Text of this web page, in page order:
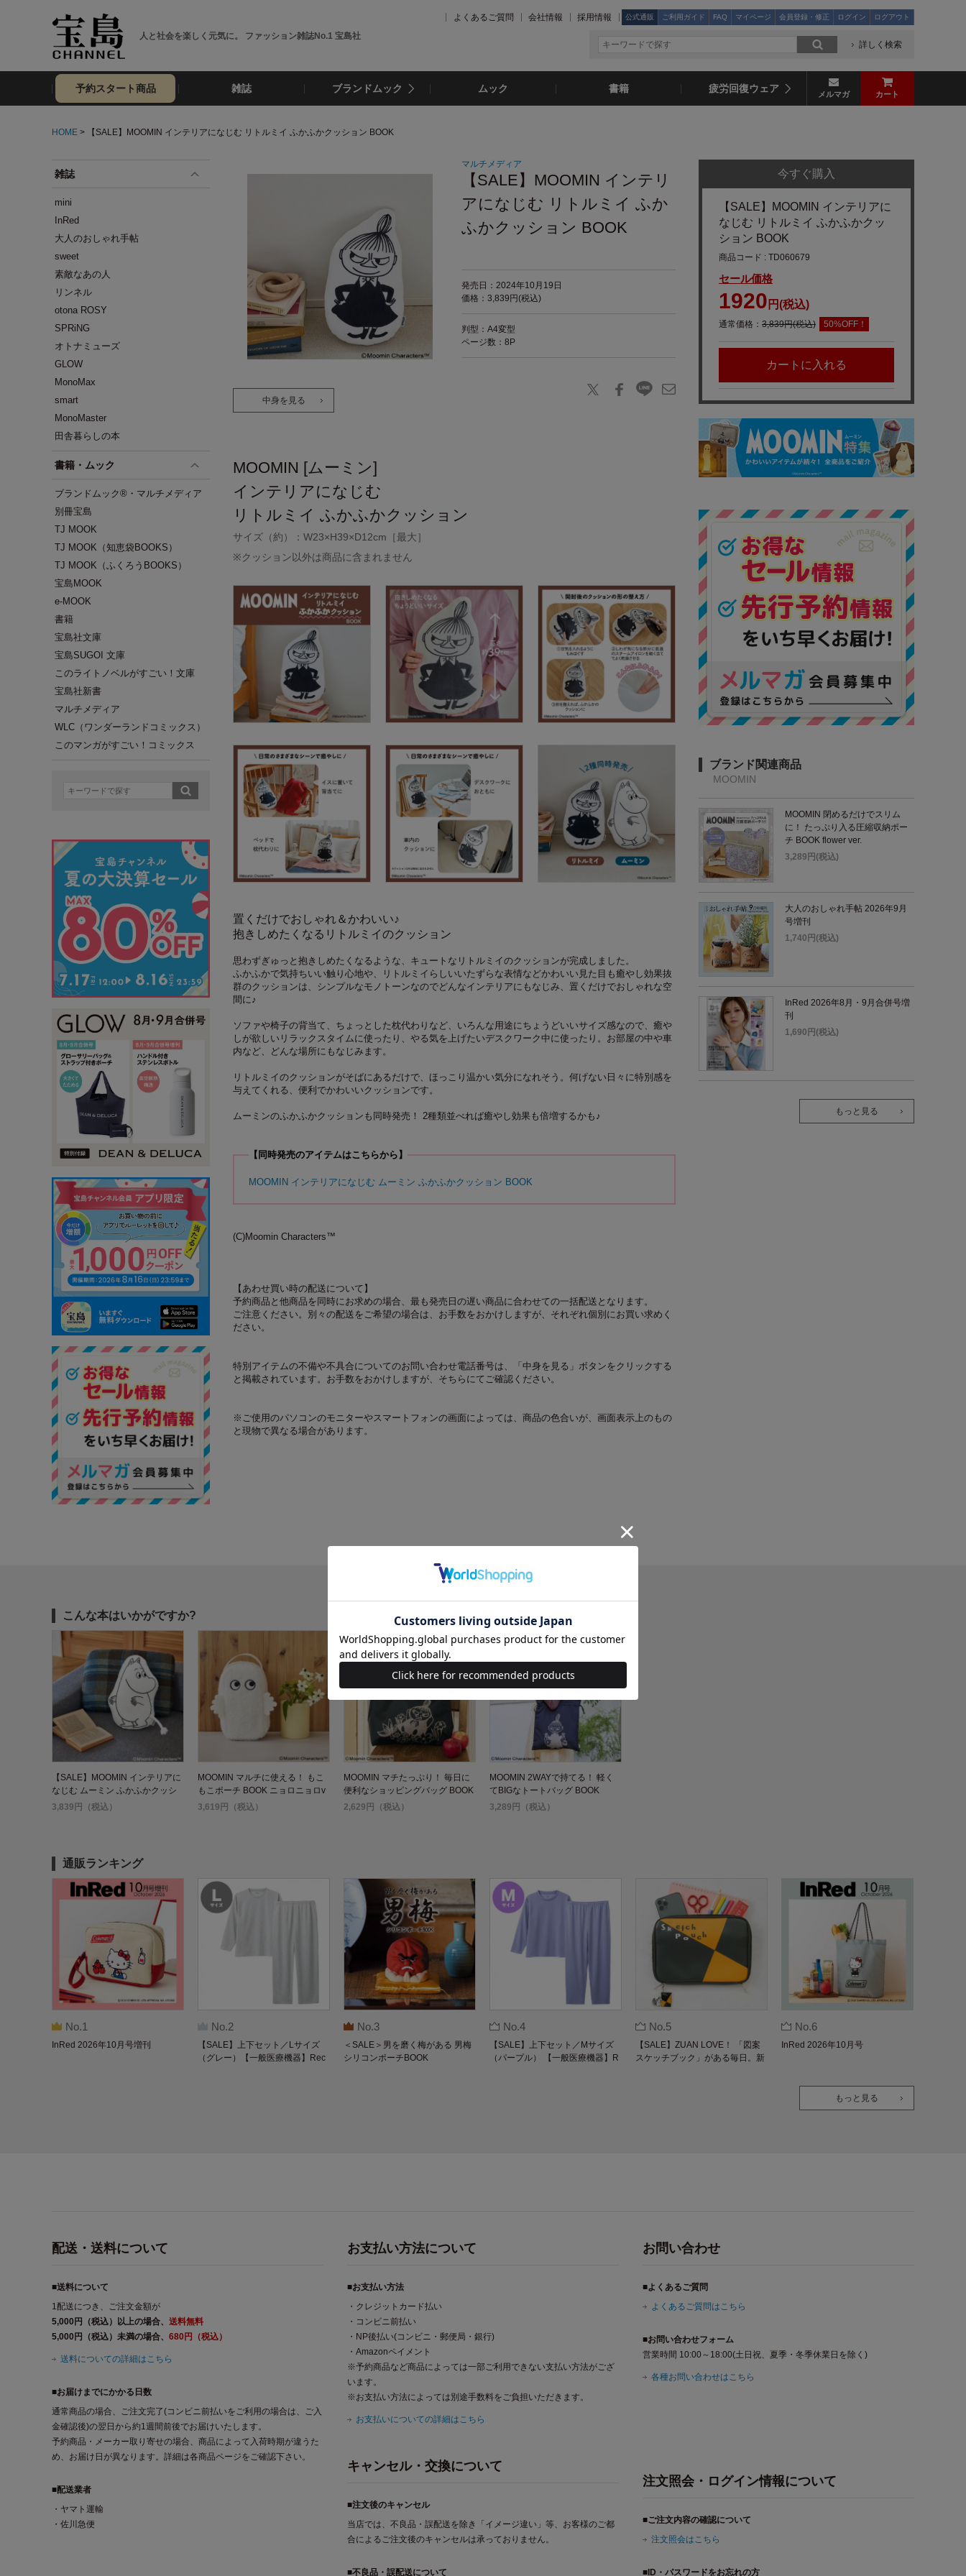
人と社会を楽しく元気に。 ファッション雑誌No.1 宝島社
よくあるご質問 会社情報 採用情報 公式通販 ご利用ガイド FAQ マイページ 会員登録・修正 ログイン ログアウト
詳しく検索
予約スタート商品 雑誌 ブランドムック ムック 書籍 疲労回復ウェア メルマガ カート
HOME > 【SALE】MOOMIN インテリアになじむ リトルミイ ふかふかクッション BOOK
雑誌
mini
InRed
大人のおしゃれ手帖
sweet
素敵なあの人
リンネル
otona ROSY
SPRiNG
オトナミューズ
GLOW
MonoMax
smart
MonoMaster
田舎暮らしの本
書籍・ムック
ブランドムック®・マルチメディア
別冊宝島
TJ MOOK
TJ MOOK（知恵袋BOOKS）
TJ MOOK（ふくろうBOOKS）
宝島MOOK
e-MOOK
書籍
宝島社文庫
宝島SUGOI 文庫
このライトノベルがすごい！文庫
宝島社新書
マルチメディア
WLC（ワンダーランドコミックス）
このマンガがすごい！コミックス
中身を見る
マルチメディア
【SALE】MOOMIN インテリ
アになじむ リトルミイ ふか
ふかクッション BOOK
発売日：2024年10月19日
価格：3,839円(税込)
判型：A4変型
ページ数：8P
MOOMIN [ムーミン]
インテリアになじむ
リトルミイ ふかふかクッション
サイズ（約）：W23×H39×D12cm［最大］
※クッション以外は商品に含まれません
置くだけでおしゃれ＆かわいい♪
抱きしめたくなるリトルミイのクッション
思わずぎゅっと抱きしめたくなるような、キュートなリトルミイのクッションが完成しました。
ふかふかで気持ちいい触り心地や、リトルミイらしいいたずらな表情などかわいい見た目も癒やし効果抜
群のクッションは、シンプルなモノトーンなのでどんなインテリアにもなじみ、置くだけでおしゃれな空
間に♪
ソファや椅子の背当て、ちょっとした枕代わりなど、いろんな用途にちょうどいいサイズ感なので、癒や
しが欲しいリラックスタイムに使ったり、やる気を上げたいデスクワーク中に使ったり。お部屋の中や車
内など、どんな場所にもなじみます。
リトルミイのクッションがそばにあるだけで、ほっこり温かい気分になれそう。何げない日々に特別感を
与えてくれる、便利でかわいいクッションです。
ムーミンのふかふかクッションも同時発売！ 2種類並べれば癒やし効果も倍増するかも♪
【同時発売のアイテムはこちらから】
MOOMIN インテリアになじむ ムーミン ふかふかクッション BOOK
(C)Moomin Characters™
【あわせ買い時の配送について】
予約商品と他商品を同時にお求めの場合、最も発売日の遅い商品に合わせての一括配送となります。
ご注意ください。別々の配送をご希望の場合は、お手数をおかけしますが、それぞれ個別にお買い求めく
ださい。
特別アイテムの不備や不具合についてのお問い合わせ電話番号は、「中身を見る」ボタンをクリックする
と掲載されています。お手数をおかけしますが、そちらにてご確認ください。
※ご使用のパソコンのモニターやスマートフォンの画面によっては、商品の色合いが、画面表示上のもの
と現物で異なる場合があります。
今すぐ購入
【SALE】MOOMIN インテリアに
なじむ リトルミイ ふかふかクッ
ション BOOK
商品コード : TD060679
セール価格
1920 円(税込)
通常価格： 3,839円(税込) 50%OFF！
カートに入れる
ブランド関連商品
MOOMIN
MOOMIN 閉めるだけでスリム
に！ たっぷり入る圧縮収納ポー
チ BOOK flower ver.
3,289円(税込)
大人のおしゃれ手帖 2026年9月
号増刊
1,740円(税込)
InRed 2026年8月・9月合併号増
刊
1,690円(税込)
もっと見る
こんな本はいかがですか?
【SALE】MOOMIN インテリアに
なじむ ムーミン ふかふかクッシ
ョン BOOK
3,839円（税込）
MOOMIN マルチに使える！ もこ
もこポーチ BOOK ニョロニョロv
er.
3,619円（税込）
MOOMIN マチたっぷり！ 毎日に
便利なショッピングバッグ BOOK
2,629円（税込）
MOOMIN 2WAYで持てる！ 軽く
てBIGなトートバッグ BOOK
3,289円（税込）
通販ランキング
No.1
InRed 2026年10月号増刊
No.2
【SALE】上下セット／Lサイズ
（グレー）【一般医療機器】Rec
No.3
＜SALE＞男を磨く梅がある 男梅
シリコンポーチBOOK
No.4
【SALE】上下セット／Mサイズ
（パープル） 【一般医療機器】R
No.5
【SALE】ZUAN LOVE！ 「図案
スケッチブック」がある毎日。新
No.6
InRed 2026年10月号
もっと見る
配送・送料について
■送料について
1配送につき、ご注文金額が
5,000円（税込）以上の場合、 送料無料
5,000円（税込）未満の場合、 680円（税込）
送料についての詳細はこちら
■お届けまでにかかる日数
通常商品の場合、ご注文完了(コンビニ前払いをご利用の場合は、ご入
金確認後)の翌日から約1週間前後でお届けいたします。
予約商品・メーカー取り寄せの場合、商品によって入荷時期が違うた
め、お届け日が異なります。詳細は各商品ページをご確認下さい。
■配送業者
・ヤマト運輸
・佐川急便
お支払い方法について
■お支払い方法
・クレジットカード払い
・コンビニ前払い
・NP後払い(コンビニ・郵便局・銀行)
・Amazonペイメント
※予約商品など商品によっては一部ご利用できない支払い方法がござ
います。
※お支払い方法によっては別途手数料をご負担いただきます。
お支払いについての詳細はこちら
キャンセル・交換について
■注文後のキャンセル
当店では、不良品・誤配送を除き「イメージ違い」等、お客様のご都
合によるご注文後のキャンセルは承っておりません。
■不良品・誤配送について
お問い合わせ
■よくあるご質問
よくあるご質問はこちら
■お問い合わせフォーム
営業時間 10:00～18:00(土日祝、夏季・冬季休業日を除く)
各種お問い合わせはこちら
注文照会・ログイン情報について
■ご注文内容の確認について
注文照会はこちら
■ID・パスワードをお忘れの方